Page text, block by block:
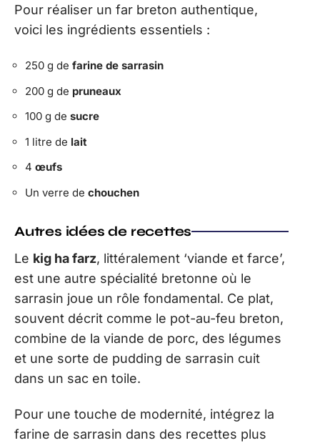
Pour réaliser un far breton authentique,
voici les ingrédients essentiels :
250 g de farine de sarrasin
200 g de pruneaux
100 g de sucre
1 litre de lait
4 œufs
Un verre de chouchen
Autres idées de recettes
Le kig ha farz, littéralement ‘viande et farce’,
est une autre spécialité bretonne où le
sarrasin joue un rôle fondamental. Ce plat,
souvent décrit comme le pot-au-feu breton,
combine de la viande de porc, des légumes
et une sorte de pudding de sarrasin cuit
dans un sac en toile.
Pour une touche de modernité, intégrez la
farine de sarrasin dans des recettes plus